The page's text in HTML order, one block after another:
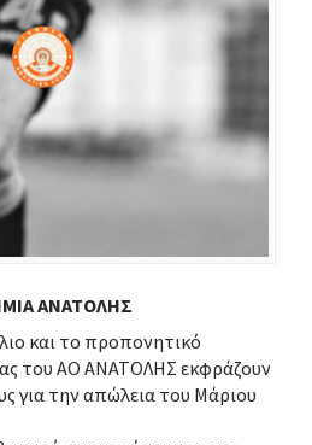
ΑΝΑΤΟΛΗΣ
και το προπονητικό
του ΑΟ ΑΝΑΤΟΛΗΣ εκφράζουν
για την απώλεια του Μάριου